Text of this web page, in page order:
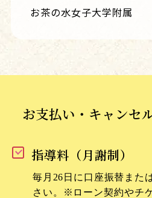
京都女子
開智未来
開成
鎌倉学園
お茶の水女子大学附属
お支払い・キャンセ
指導料（月謝制）
毎月26日に口座振替また
さい。
※ローン契約やチ